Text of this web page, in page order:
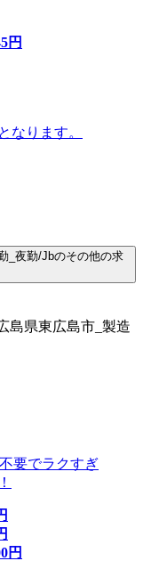
円
なります。
_夜勤/Jbのその他の求
島県東広島市_製造
要でラクすぎ
円